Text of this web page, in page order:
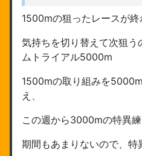
1500mの狙ったレースが終
気持ちを切り替えて次狙う
ムトライアル5000m
1500mの取り組みを
え、
この週から3000mの特異練
期間もあまりないので、特